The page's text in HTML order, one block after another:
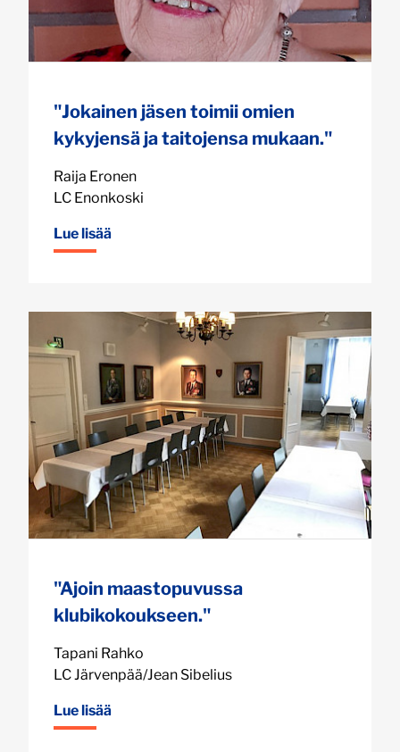
"Jokainen jäsen toimii omien
kykyjensä ja taitojensa mukaan."
Raija Eronen
LC Enonkoski
Lue lisää
"Ajoin maastopuvussa
klubikokoukseen."
Tapani Rahko
LC Järvenpää/Jean Sibelius
Lue lisää